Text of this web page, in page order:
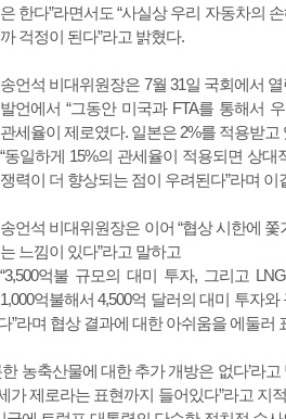
은 한다”라면서도 “사실상 우리 자동차의
까 걱정이 된다”라고 밝혔다.
송언석 비대위원장은 7월 31일 국회에서
발언에서 “그동안 미국과 FTA를 통해서
관세율이 제로였다. 일본은 2%를 적용받고
“동일하게 15%의 관세율이 적용되면 상대
쟁력이 더 향상되는 점이 우려된다”라며 이
송언석 비대위원장은 이어 “협상 시한에
는 느낌이 있다”라고 말하고
“3,500억불 규모의 대미 투자, 그리고
1,000억불해서 4,500억 달러의 대미 투자
라며 협상 결과에 대한 아쉬움을 에둘러
농축산물에 대한 추가 개방은 없다’라
가 제로라는 표현까지 들어있다”라고 지